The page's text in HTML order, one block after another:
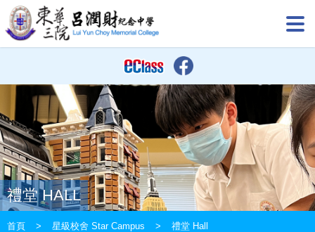
禮堂 HALL
首頁 > 星級校舍 Star Campus > 禮堂 Hall